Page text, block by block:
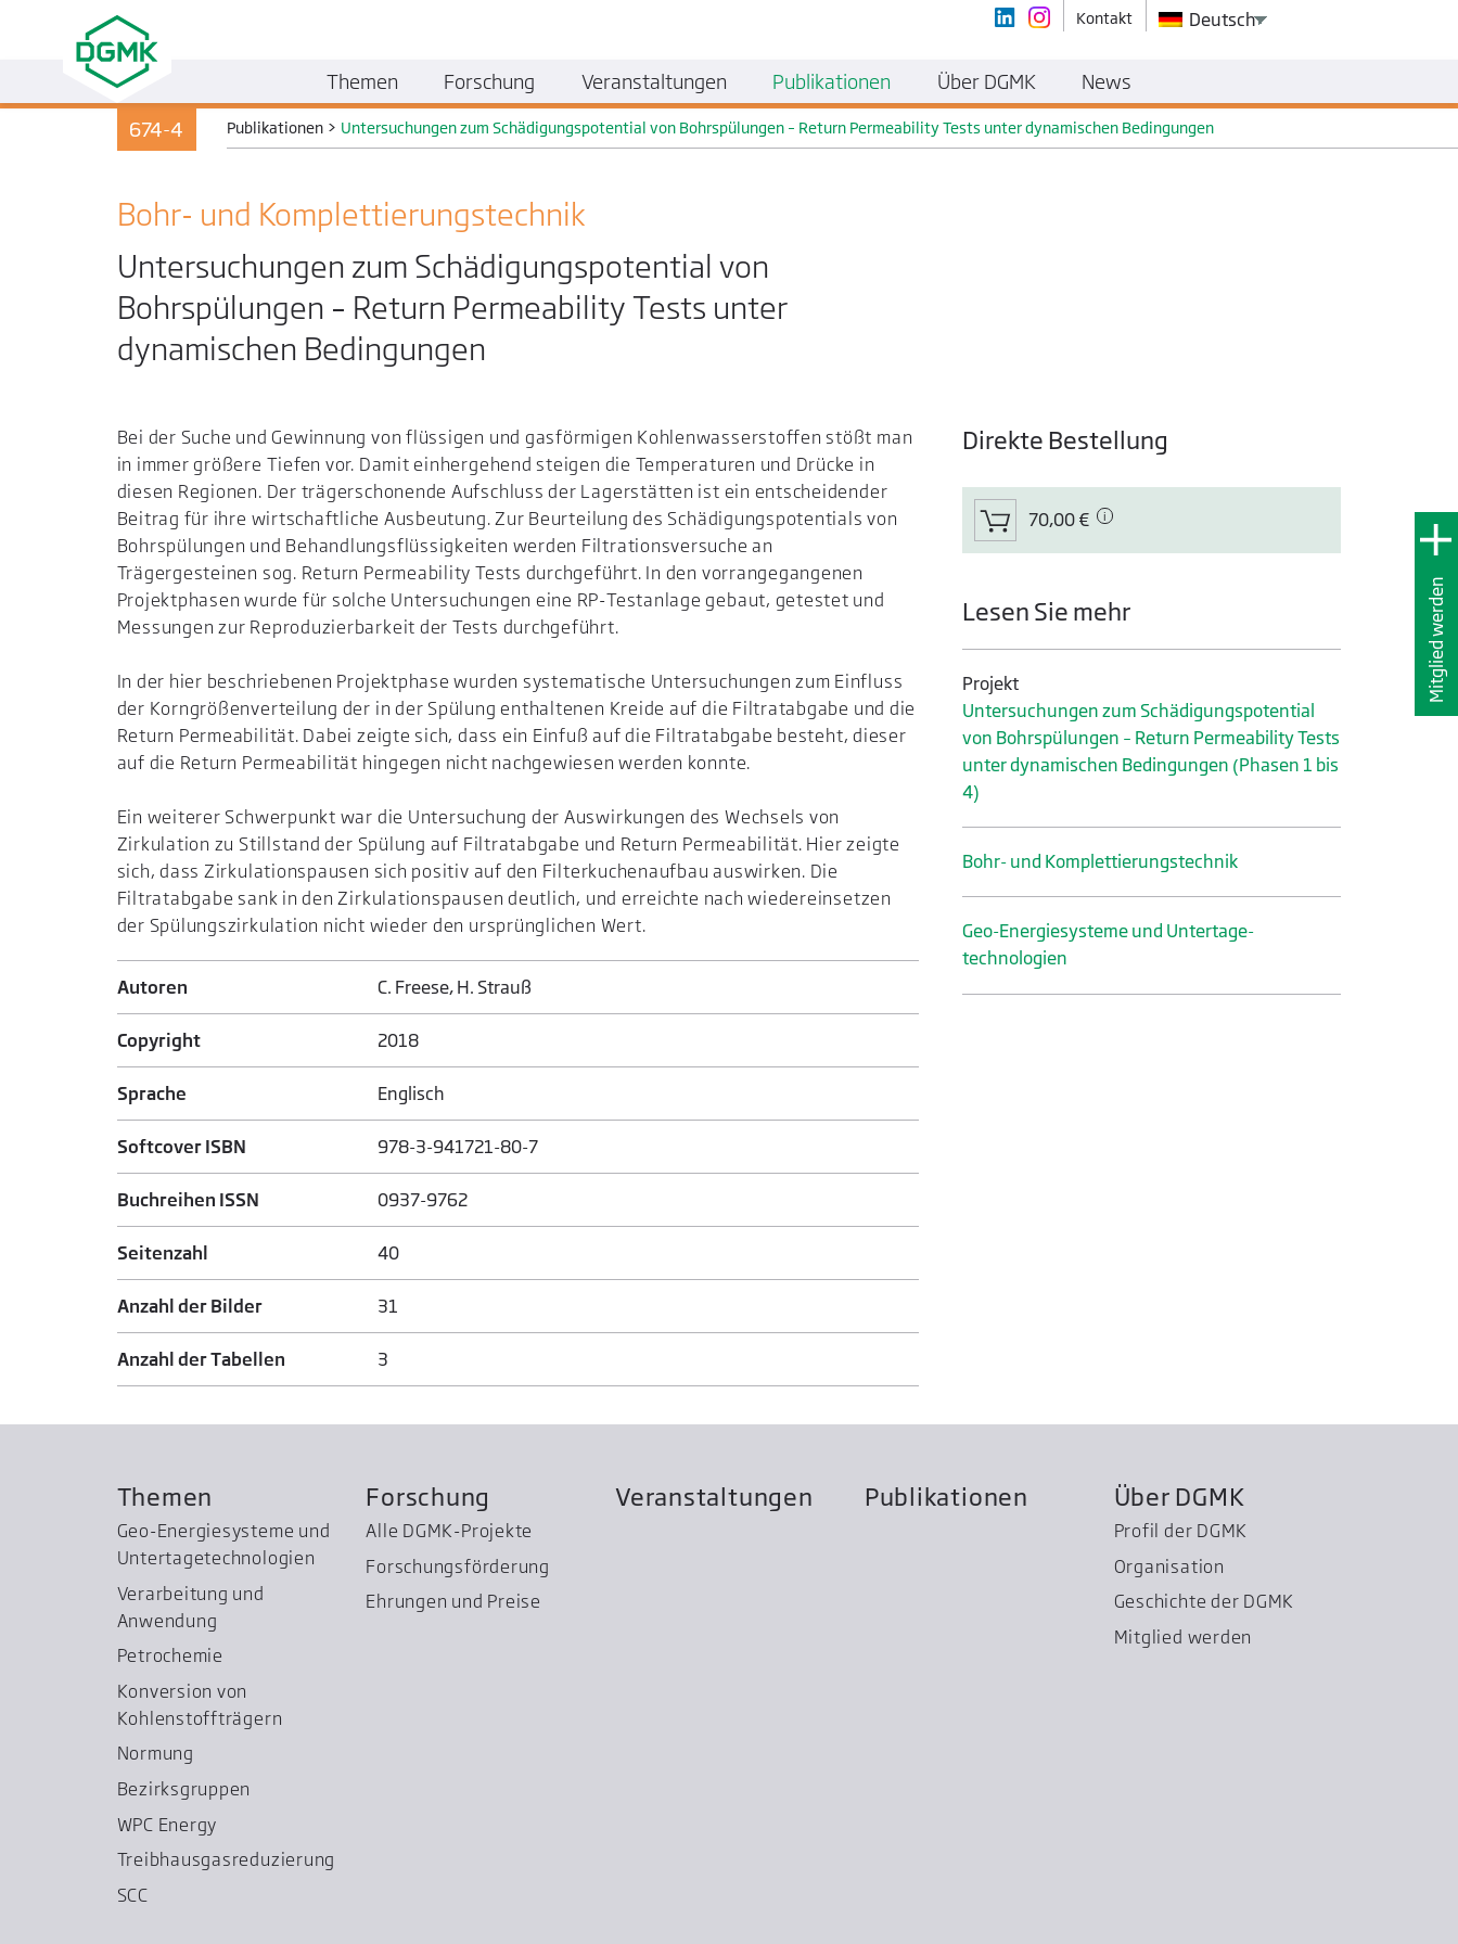
Mitglied werden
674-4 Publikationen > Untersuchungen zum Schädigungspotential von Bohrspülungen – Return Permeability Tests unter dynamischen Bedingungen
Bohr- und Komplettierungs­technik
Untersuchungen zum Schädigungspotential von
Bohrspülungen – Return Permeability Tests unter
dynamischen Bedingungen
Bei der Suche und Gewinnung von flüssigen und gasförmigen Kohlenwasserstoffen stößt man
in immer größere Tiefen vor. Damit einhergehend steigen die Temperaturen und Drücke in
diesen Regionen. Der trägerschonende Aufschluss der Lagerstätten ist ein entscheidender
Beitrag für ihre wirtschaftliche Ausbeutung. Zur Beurteilung des Schädigungspotentials von
Bohrspülungen und Behandlungsflüssigkeiten werden Filtrationsversuche an
Trägergesteinen sog. Return Permeability Tests durchgeführt. In den vorrangegangenen
Projektphasen wurde für solche Untersuchungen eine RP-Testanlage gebaut, getestet und
Messungen zur Reproduzierbarkeit der Tests durchgeführt.
In der hier beschriebenen Projektphase wurden systematische Untersuchungen zum Einfluss
der Korngrößenverteilung der in der Spülung enthaltenen Kreide auf die Filtratabgabe und die
Return Permeabilität. Dabei zeigte sich, dass ein Einfuß auf die Filtratabgabe besteht, dieser
auf die Return Permeabilität hingegen nicht nachgewiesen werden konnte.
Ein weiterer Schwerpunkt war die Untersuchung der Auswirkungen des Wechsels von
Zirkulation zu Stillstand der Spülung auf Filtratabgabe und Return Permeabilität. Hier zeigte
sich, dass Zirkulationspausen sich positiv auf den Filterkuchenaufbau auswirken. Die
Filtratabgabe sank in den Zirkulationspausen deutlich, und erreichte nach wiedereinsetzen
der Spülungszirkulation nicht wieder den ursprünglichen Wert.
Autoren C. Freese, H. Strauß
Copyright 2018
Sprache Englisch
Softcover ISBN 978-3-941721-80-7
Buchreihen ISSN 0937-9762
Seitenzahl 40
Anzahl der Bilder 31
Anzahl der Tabellen 3
Direkte Bestellung
70,00 €
Lesen Sie mehr
Projekt
Untersuchungen zum Schädigungspotential
von Bohrspülungen – Return Permeability Tests
unter dynamischen Bedingungen (Phasen 1 bis
4)
Bohr- und Komplettierungs­technik
Geo-Energiesysteme und Untertage­
technologien
Themen
Geo-Energiesysteme und
Untertage­technologien
Verarbeitung und
Anwendung
Petrochemie
Konversion von
Kohlenstoffträgern
Normung
Bezirksgruppen
WPC Energy
Treibhausgas­reduzierung
SCC
Forschung
Alle DGMK-Projekte
Forschungsförderung
Ehrungen und Preise
Veranstaltungen Publikationen Über DGMK
Profil der DGMK
Organisation
Geschichte der DGMK
Mitglied werden
Kontakt Deutsch
Themen Forschung Veranstaltungen Publikationen Über DGMK News